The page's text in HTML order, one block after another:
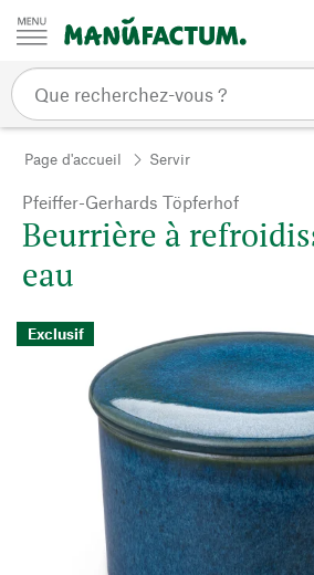
Passer au contenu
Page d'accueil Servir
Pfeiffer-Gerhards Töpferhof
Beurrière à
eau
Exclusif